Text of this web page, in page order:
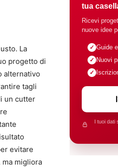
La
progetto di
alternativo
tagli
un cutter
evitare
migliora
tua
Ricevi
nuove idee
Guide
Nuovi
I tuoi dati